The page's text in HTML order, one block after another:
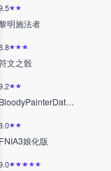
明施法者
文之骰
BloodyPainterDatingSim
娘化版